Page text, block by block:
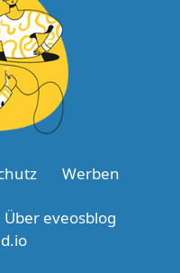
Werben
Über eveosblog